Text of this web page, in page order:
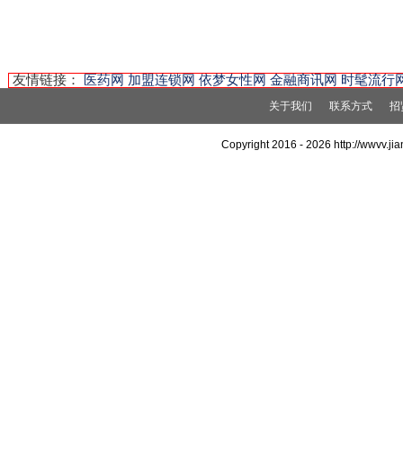
友情链接： 医药网 加盟连锁网 依梦女性网 金融商讯网 时髦流行
关于我们 联系方式 招
Copyright 2016 -2026 http://